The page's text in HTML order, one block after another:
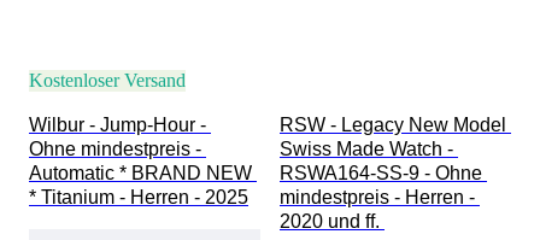
Kostenloser Versand
Wilbur - Jump-Hour -
Ohne mindestpreis -
Automatic * BRAND NEW
* Titanium - Herren - 2025
RSW - Legacy New Model
Swiss Made Watch -
RSWA164-SS-9 - Ohne
mindestpreis - Herren -
2020 und ff.